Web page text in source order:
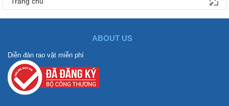
ABOUT US
Diễn đàn rao vặt miễn phí